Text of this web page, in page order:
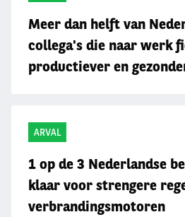
Meer dan helft van
collega's die naar werk
productiever en
ARVAL
1 op de 3 Nederlandse
klaar voor strengere
verbrandingsmotoren